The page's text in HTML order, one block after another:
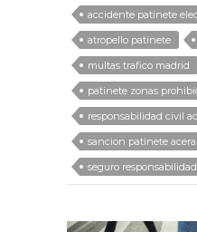
accidente patinete
atropello patinete
multas trafico madrid
patinete zonas
responsabilidad civil
sancion patinete acera
seguro